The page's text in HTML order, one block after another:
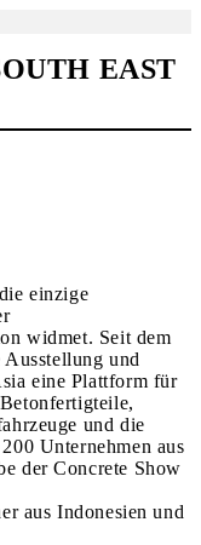
EAST
einzige
widmet. Seit dem
und
eine Plattform für
und die
Unternehmen aus
der Concrete Show
aus Indonesien und